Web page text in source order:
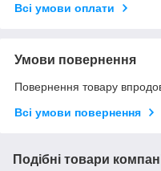
Всі умови оплати
Умови повернення
Повернення товару
Всі умови повернення
Подібні товари